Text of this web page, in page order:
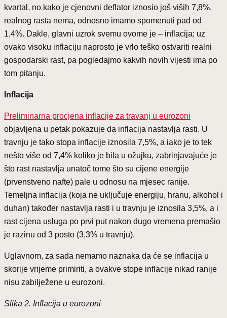
kvartal, no kako je cjenovni deflator iznosio još viših 7,8%,
realnog rasta nema, odnosno imamo spomenuti pad od
1,4%. Dakle, glavni uzrok svemu ovome je – inflacija; uz
ovako visoku inflaciju naprosto je vrlo teško ostvariti realni
gospodarski rast, pa pogledajmo kakvih novih vijesti ima po
tom pitanju.
Inflacija
Preliminarna procjena inflacije za travanj u eurozoni
objavljena u petak pokazuje da inflacija nastavlja rasti. U
travnju je tako stopa inflacije iznosila 7,5%, a iako je to tek
nešto više od 7,4% koliko je bila u ožujku, zabrinjavajuće je
što rast nastavlja unatoč tome što su cijene energije
(prvenstveno nafte) pale u odnosu na mjesec ranije.
Temeljna inflacija (koja ne uključuje energiju, hranu, alkohol i
duhan) također nastavlja rasti i u travnju je iznosila 3,5%, a i
rast cijena usluga po prvi put nakon dugo vremena premašio
je razinu od 3 posto (3,3% u travnju).
Uglavnom, za sada nemamo naznaka da će se inflacija u
skorije vrijeme primiriti, a ovakve stope inflacije nikad ranije
nisu zabilježene u eurozoni.
Slika 2. Inflacija u eurozoni